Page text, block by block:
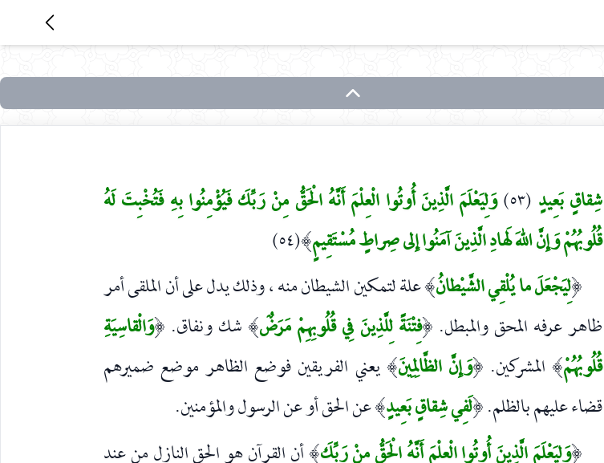
شِقاقٍ بَعِيدٍ(٥٣)
وَلِيَعْلَمَ الَّذِينَ أُوتُوا الْعِلْمَ أَنَّهُ الْحَقُّ مِنْ رَبِّكَ فَيُؤْمِنُوا بِهِ فَتُخْبِتَ لَهُ
قُلُوبُهُمْ وَإِنَّ اللهَ لَهادِ الَّذِينَ آمَنُوا إِلى صِراطٍ مُسْتَقِيمٍ)(٥٤)
(لِيَجْعَلَ ما يُلْقِي الشَّيْطانُ)علة لتمكين الشيطان منه ، وذلك يدل على أن الملقى أمر
ظاهر عرفه المحق والمبطل. (فِتْنَةً لِلَّذِينَ فِي قُلُوبِهِمْ مَرَضٌ)شك ونفاق. (وَالْقاسِيَةِ
قُلُوبُهُمْ)المشركين. (وَإِنَّ الظَّالِمِينَ) يعني الفريقين فوضع الظاهر موضع ضميرهم
قضاء عليهم بالظلم. (لَفِي شِقاقٍ بَعِيدٍ)عن الحق أو عن الرسول والمؤمنين.
(
)